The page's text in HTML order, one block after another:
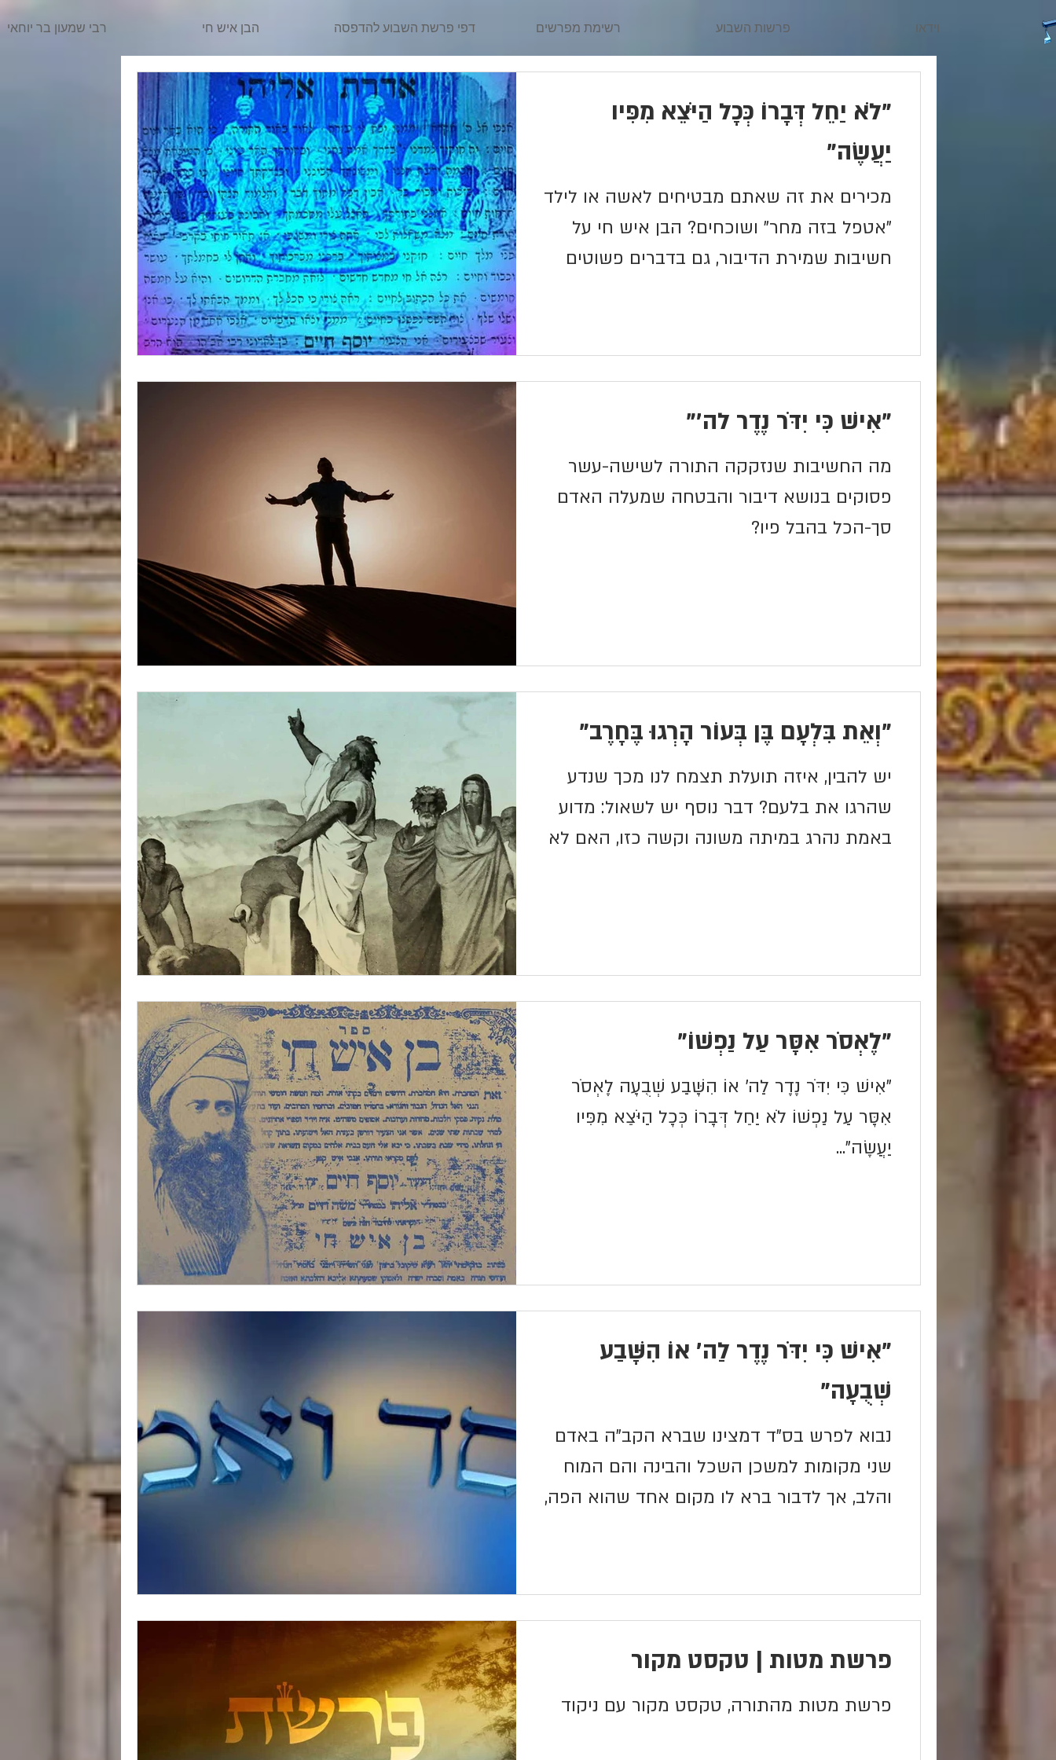
וידאו פרשות השבוע רשימת מפרשים דפי פרשת השבוע להדפסה הבן איש חי רבי שמעון בר יוחאי
"לֹא יַחֵל דְּבָרוֹ כְּכָל הַיֹּצֵא מִפִּיו
יַעֲשֶׂה"
מכירים את זה שאתם מבטיחים לאשה או לילד
"אטפל בזה מחר" ושוכחים? הבן איש חי על
חשיבות שמירת הדיבור, גם בדברים פשוטים
"אִישׁ כִּי יִדֹּר נֶדֶר לה'"
מה החשיבות שנזקקה התורה לשישה-עשר
פסוקים בנושא דיבור והבטחה שמעלה האדם
סך-הכל בהבל פיו?
"וְאֵת בִּלְעָם בֶּן בְּעוֹר הָרְגוּ בֶּחָרֶב"
יש להבין, איזה תועלת תצמח לנו מכך שנדע
שהרגו את בלעם? דבר נוסף יש לשאול: מדוע
באמת נהרג במיתה משונה וקשה כזו, האם לא
"לֶאְסֹר אִסָּר עַל נַפְשׁוֹ"
"אִישׁ כִּי יִדֹּר נֶדֶר לַה' אוֹ הִשָּׁבַע שְׁבֻעָה לֶאְסֹר
אִסָּר עַל נַפְשׁוֹ לֹא יַחֵל דְּבָרוֹ כְּכָל הַיֹּצֵא מִפִּיו
יַעֲשֶׂה"...
"אִישׁ כִּי יִדֹּר נֶדֶר לַה' אוֹ הִשָּׁבַע
שְׁבֻעָה"
נבוא לפרש בס"ד דמצינו שברא הקב"ה באדם
שני מקומות למשכן השכל והבינה והם המוח
והלב, אך לדבור ברא לו מקום אחד שהוא הפה,
פרשת מטות | טקסט מקור
פרשת מטות מהתורה, טקסט מקור עם ניקוד